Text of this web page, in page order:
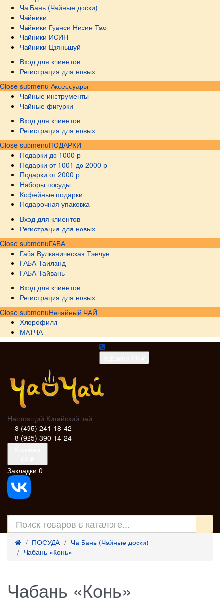
Ча Бань (Чайные доски)
Чайники
Чайники Гуанси Нисин Тао
Чайники ИСИН
Чайники Цзяньшуй
Вход для клиентов
Регистрация для новых
Close submenu Аксессуары
Чайные инструменты
Чайные фигурки
Вход для клиентов
Регистрация для новых
Close submenuПОДАРКИ
Подарки до 1000 р
Подарки от 1001 до 2000 р
Подарки от 2000 р
Наборы посуды
Кофейные подарки
Подарочная упаковка
Вход для клиентов
Регистрация для новых
Close submenuГАБА
Габа Вулканическая Тэнчун
ГАБА Таиланд
ГАБА Тайвань
Вход для клиентов
Регистрация для новых
Close submenuНечайный ЧАЙ
Хлорофилл
МАТЧА
Настоящий Китайский чай
8 (495) 241-18-42
8 (925) 390-14-24
Закладки 0
ПОСУДА
Ча Бань (Чайные доски)
Чабань «Конь»
Чабань «Конь»